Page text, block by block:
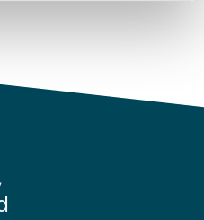
del sitio web con
publicidad y análisis